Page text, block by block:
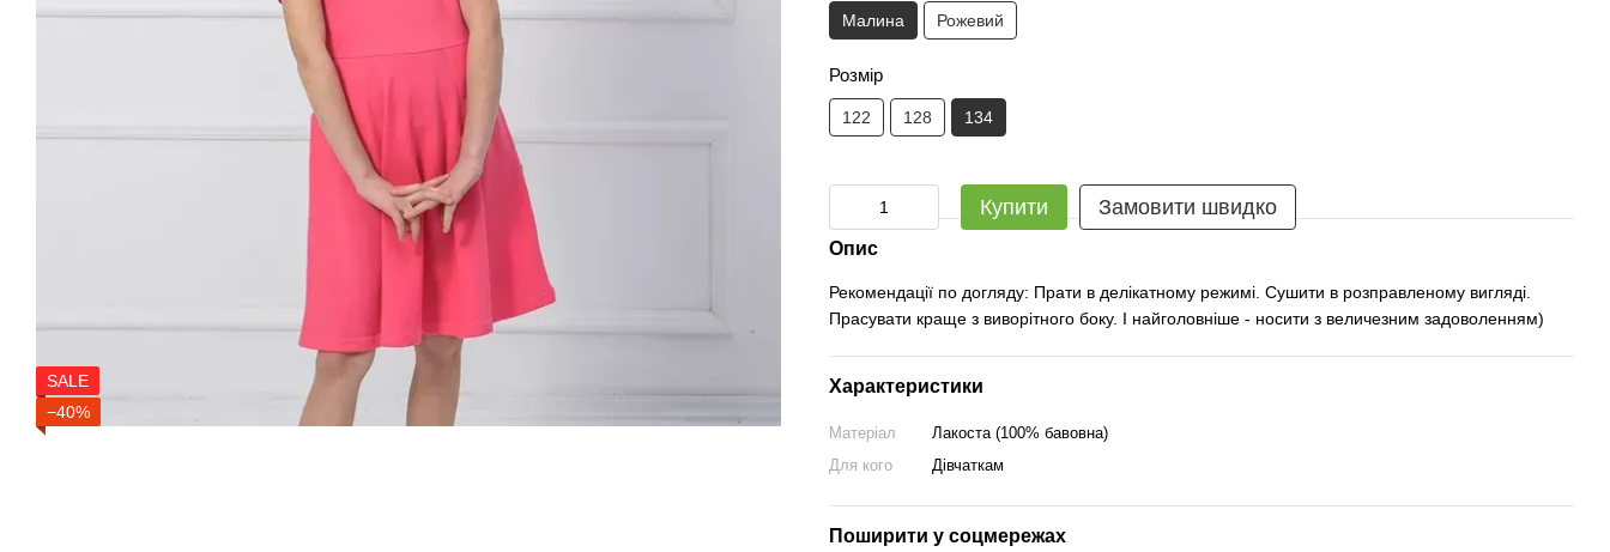
SALE
−40%
Малина Рожевий
Розмір
122 128 134
Купити Замовити швидко
Опис
Рекомендації по догляду: Прати в делікатному режимі. Сушити в розправленому вигляді.
Прасувати краще з виворітного боку. І найголовніше - носити з величезним задоволенням)
Характеристики
Матеріал
Лакоста (100% бавовна)
Для кого
Дівчаткам
Поширити у соцмережах